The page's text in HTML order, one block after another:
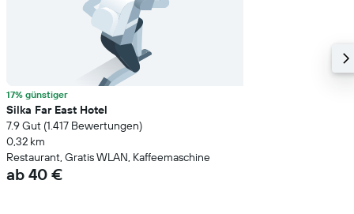
17% günstiger
Silka Far East Hotel
7.9 Gut (1.417 Bewertungen)
0,32 km
Restaurant, Gratis WLAN, Kaffeemaschine
ab 40 €